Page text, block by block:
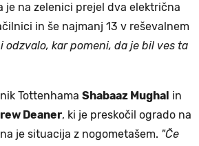
je na zelenici prejel dva električna
in še najmanj 13 v reševalnem
odzvalo, kar pomeni, da je bil ves ta
Tottenhama Shabaaz Mughal in
Deaner, ki je preskočil ogrado na
je situacija z nogometašem. "Če